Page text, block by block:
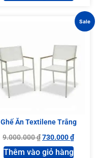
Sale
Ghế Ăn Textilene Trắng
9.000.000₫730.000₫
Thêm vào giỏ hàng